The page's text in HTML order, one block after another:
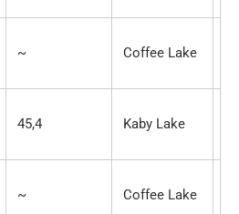
~ Coffee Lake
45,4 Kaby Lake
~ Coffee Lake